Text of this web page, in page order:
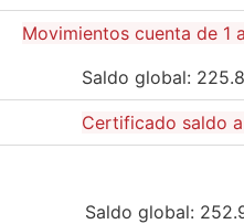
Movimientos cuenta de 1
Saldo global:
Certificado saldo a
Saldo global: